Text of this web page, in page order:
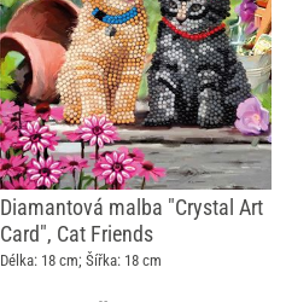
Diamantová malba "Crystal Art
Card", Cat Friends
Délka: 18 cm; Šířka: 18 cm